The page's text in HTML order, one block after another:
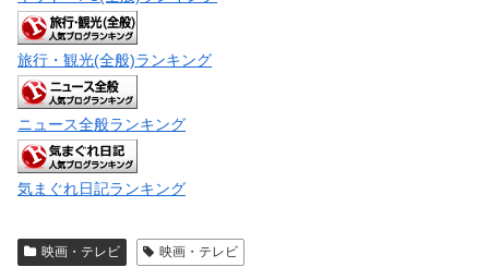
旅行・観光(全般)ランキング
ニュース全般ランキング
気まぐれ日記ランキング
映画・テレビ 映画・テレビ